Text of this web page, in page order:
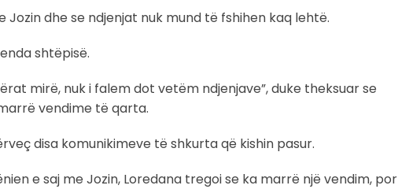
dhe se ndjenjat nuk mund të fshihen kaq lehtë.
shtëpisë.
mirë, nuk i falem dot vetëm ndjenjave”, duke theksuar se
vendime të qarta.
disa komunikimeve të shkurta që kishin pasur.
e saj me Jozin, Loredana tregoi se ka marrë një vendim, por